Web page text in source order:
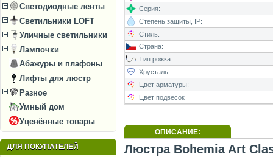
Светодиодные ленты
Светильники LOFT
Уличные светильники
Лампочки
Абажуры и плафоны
Лифты для люстр
Разное
Умный дом
Уценённые товары
ДЛЯ ПОКУПАТЕЛЕЙ
Серия:
Степень защиты, IP:
Стиль:
Страна:
Тип рожка:
Хрусталь
Цвет арматуры:
Цвет подвесок
ОПИСАНИЕ:
Люстра Bohemia Art